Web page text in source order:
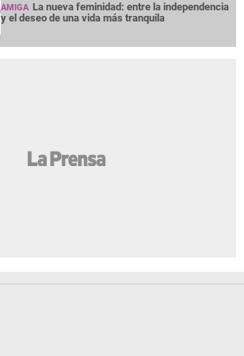
AMIGA La nueva feminidad: entre la independencia
y el deseo de una vida más tranquila